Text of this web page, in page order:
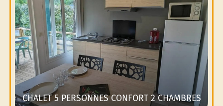
CHALET 5 PERSONNES CONFORT 2 CHAMBRES